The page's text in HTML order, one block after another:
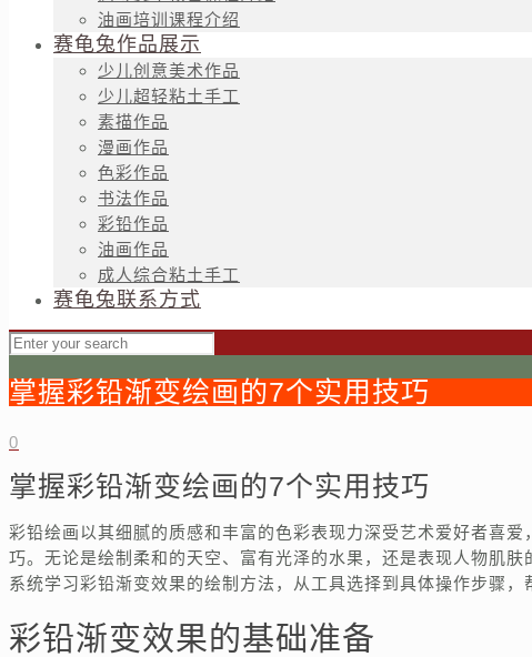
油画培训课程介绍
赛龟兔作品展示
少儿创意美术作品
少儿超轻粘土手工
素描作品
漫画作品
色彩作品
书法作品
彩铅作品
油画作品
成人综合粘土手工
赛龟兔联系方式
掌握彩铅渐变绘画的7个实用技巧
0
掌握彩铅渐变绘画的7个实用技巧
彩铅绘画以其细腻的质感和丰富的色彩表现力深受艺术爱好者喜
巧。无论是绘制柔和的天空、富有光泽的水果，还是表现人物肌
系统学习彩铅渐变效果的绘制方法，从工具选择到具体操作步骤，
彩铅渐变效果的基础准备